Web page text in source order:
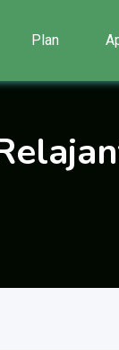
Plan